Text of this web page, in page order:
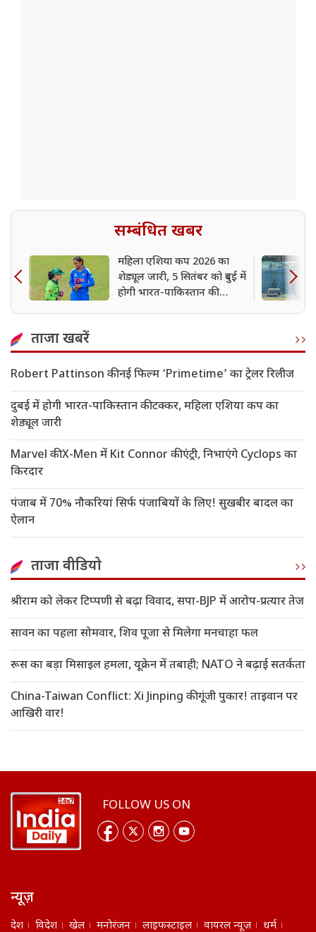
सम्बंधित खबर
महिला एशिया कप 2026 का
शेड्यूल जारी, 5 सितंबर को दुबई में
होगी भारत-पाकिस्तान की
ताजा खबरें
Robert Pattinson की नई फिल्म ‘Primetime’ का ट्रेलर रिलीज
दुबई में होगी भारत-पाकिस्तान की टक्कर, महिला एशिया कप का
शेड्यूल जारी
Marvel की X-Men में Kit Connor की एंट्री, निभाएंगे Cyclops का
किरदार
पंजाब में 70% नौकरियां सिर्फ पंजाबियों के लिए! सुखबीर बादल का
ऐलान
ताजा वीडियो
श्रीराम को लेकर टिप्पणी से बढ़ा विवाद, सपा-BJP में आरोप-प्रत्यार तेज
सावन का पहला सोमवार, शिव पूजा से मिलेगा मनचाहा फल
रूस का बड़ा मिसाइल हमला, यूक्रेन में तबाही; NATO ने बढ़ाई सतर्कता
China-Taiwan Conflict: Xi Jinping की गूंजी पुकार! ताइवान पर
आखिरी वार!
FOLLOW US ON
न्यूज़
देश विदेश खेल मनोरंजन लाइफस्टाइल वायरल न्यूज़ धर्म